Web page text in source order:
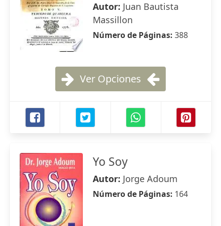
Autor: Juan Bautista
Massillon
Número de Páginas: 388
Ver Opciones
Yo Soy
Autor: Jorge Adoum
Número de Páginas: 164